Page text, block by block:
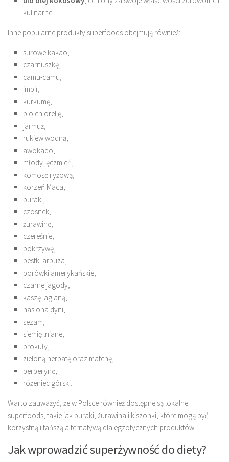
kulinarne.
Inne popularne produkty superfoods obejmują również:
surowe kakao,
czarnuszkę,
camu-camu,
imbir,
kurkumę,
bio chlorellę,
jarmuż,
rukiew wodną,
awokado,
młody jęczmień,
komosę ryżową,
korzeń Maca,
buraki,
czosnek,
żurawinę,
czereśnie,
pokrzywę,
pestki arbuza,
borówki amerykańskie,
czarne jagody,
kaszę jaglaną,
nasiona dyni,
sezam,
siemię lniane,
brokuły,
zieloną herbatę oraz matchę,
berberynę,
różeniec górski.
Warto zauważyć, że w Polsce również dostępne są lokalne
superfoods, takie jak buraki, żurawina i kiszonki, które mogą być
korzystną i tańszą alternatywą dla egzotycznych produktów.
Jak wprowadzić superżywność do diety?